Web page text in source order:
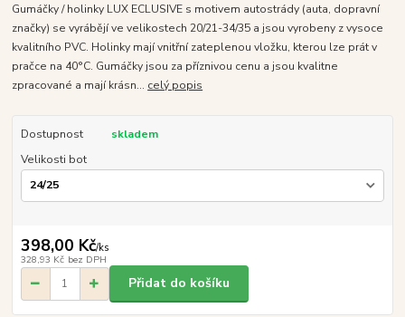
Gumáčky / holinky LUX ECLUSIVE s motivem autostrády (auta, dopravní
značky) se vyrábějí ve velikostech 20/21-34/35 a jsou vyrobeny z vysoce
kvalitního PVC. Holinky mají vnitřní zateplenou vložku, kterou lze prát v
pračce na 40°C. Gumáčky jsou za příznivou cenu a jsou kvalitne
zpracované a mají krásn... celý popis
Dostupnost
skladem
Velikosti bot
398,00 Kč/ks
328,93 Kč bez DPH
Přidat do košíku